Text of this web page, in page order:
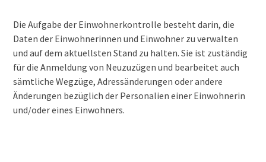
Die Aufgabe der Einwohnerkontrolle besteht darin, die
Daten der Einwohnerinnen und Einwohner zu verwalten
und auf dem aktuellsten Stand zu halten. Sie ist zuständig
für die Anmeldung von Neuzuzügen und bearbeitet auch
sämtliche Wegzüge, Adressänderungen oder andere
Änderungen bezüglich der Personalien einer Einwohnerin
und/oder eines Einwohners.